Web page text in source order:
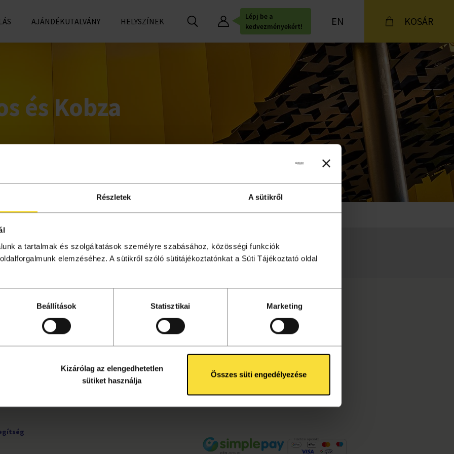
Részletek A sütikről
a tartalmak és szolgáltatások személyre szabásához, közösségi funkciók
elemzéséhez. A sütikről szóló sütitájékoztatónkat a Süti Tájékoztató oldal
Beállítások Statisztikai Marketing
Kizárólag az elengedhetetlen
sütiket használja
Összes süti engedélyezése
AJÁNDÉKUTALVÁNY HELYSZÍNEK
Lépj be a
kedvezményekért!
KOSÁR
EN
és Kobza
lezárult. Kattintsidea további programok megtekintéséhez!
KÖVESS MINKET!
Facebook
Instagram